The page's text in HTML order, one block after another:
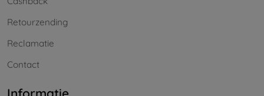
Retourzending
Reclamatie
Contact